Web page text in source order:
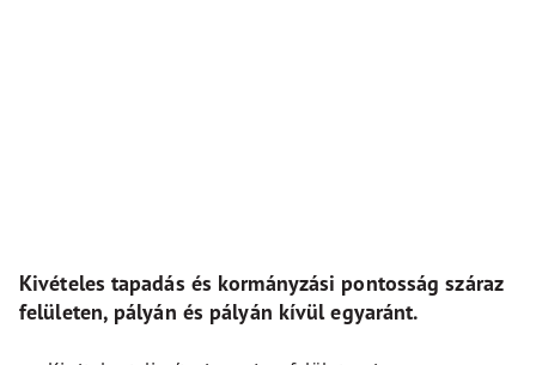
Kivételes tapadás és kormányzási pontosság száraz
felületen, pályán és pályán kívül egyaránt.